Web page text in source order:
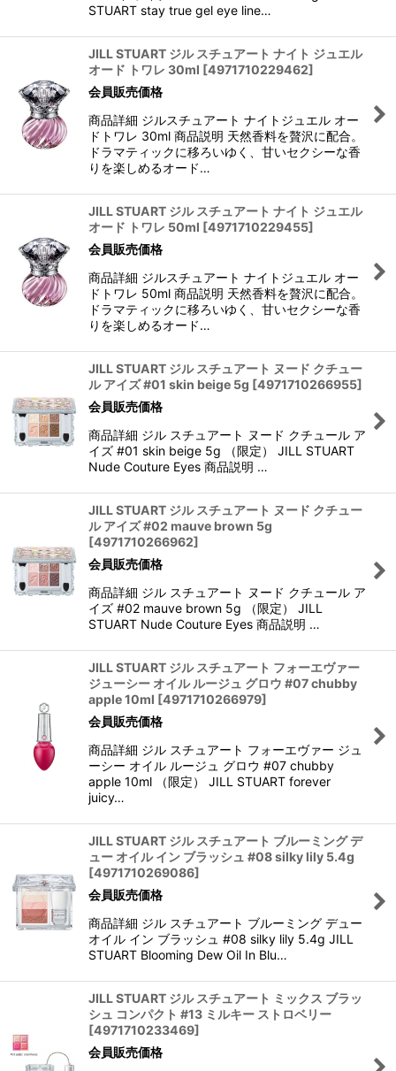
STUART stay true gel eye line…
JILL STUART ジル スチュアート ナイト ジュエル
オード トワレ 30ml [4971710229462]
会員販売価格
商品詳細 ジルスチュアート ナイトジュエル オー
ドトワレ 30ml 商品説明 天然香料を贅沢に配合。
ドラマティックに移ろいゆく、甘いセクシーな香
りを楽しめるオード…
JILL STUART ジル スチュアート ナイト ジュエル
オード トワレ 50ml [4971710229455]
会員販売価格
商品詳細 ジルスチュアート ナイトジュエル オー
ドトワレ 50ml 商品説明 天然香料を贅沢に配合。
ドラマティックに移ろいゆく、甘いセクシーな香
りを楽しめるオード…
JILL STUART ジル スチュアート ヌード クチュー
ル アイズ #01 skin beige 5g [4971710266955]
会員販売価格
商品詳細 ジル スチュアート ヌード クチュール ア
イズ #01 skin beige 5g （限定） JILL STUART
Nude Couture Eyes 商品説明 …
JILL STUART ジル スチュアート ヌード クチュー
ル アイズ #02 mauve brown 5g
[4971710266962]
会員販売価格
商品詳細 ジル スチュアート ヌード クチュール ア
イズ #02 mauve brown 5g （限定） JILL
STUART Nude Couture Eyes 商品説明 …
JILL STUART ジル スチュアート フォーエヴァー
ジューシー オイル ルージュ グロウ #07 chubby
apple 10ml [4971710266979]
会員販売価格
商品詳細 ジル スチュアート フォーエヴァー ジュ
ーシー オイル ルージュ グロウ #07 chubby
apple 10ml （限定） JILL STUART forever
juicy…
JILL STUART ジル スチュアート ブルーミング デ
ュー オイル イン ブラッシュ #08 silky lily 5.4g
[4971710269086]
会員販売価格
商品詳細 ジル スチュアート ブルーミング デュー
オイル イン ブラッシュ #08 silky lily 5.4g JILL
STUART Blooming Dew Oil In Blu…
JILL STUART ジル スチュアート ミックス ブラッ
シュ コンパクト #13 ミルキー ストロベリー
[4971710233469]
会員販売価格